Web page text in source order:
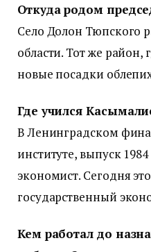
Откуда родом
Село Долон Тюпского
области. Тот же район,
новые посадки
Где учился
В Ленинградском
институте, выпуск
экономист. Сегодня
государственный
Кем работал до